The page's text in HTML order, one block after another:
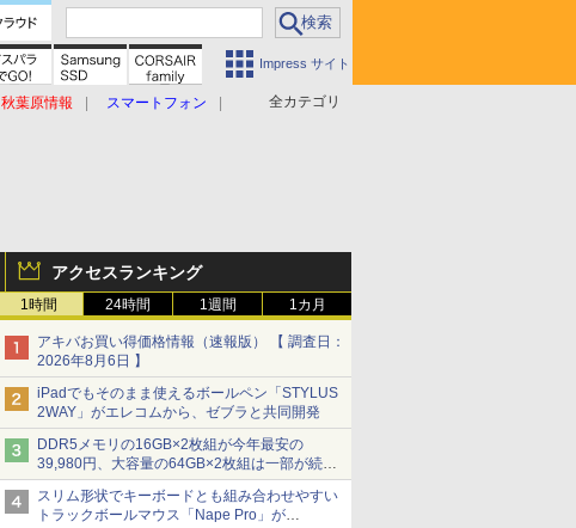
Impress サイト
全カテゴリ
秋葉原情報
スマートフォン
アクセスランキング
1時間 24時間 1週間 1カ月
アキバお買い得価格情報（速報版） 【 調査日：
2026年8月6日 】
iPadでもそのまま使えるボールペン「STYLUS
2WAY」がエレコムから、ゼブラと共同開発
DDR5メモリの16GB×2枚組が今年最安の
39,980円、大容量の64GB×2枚組は一部が続騰
[8月前半のメモリ価格]
スリム形状でキーボードとも組み合わせやすい
トラックボールマウス「Nape Pro」が